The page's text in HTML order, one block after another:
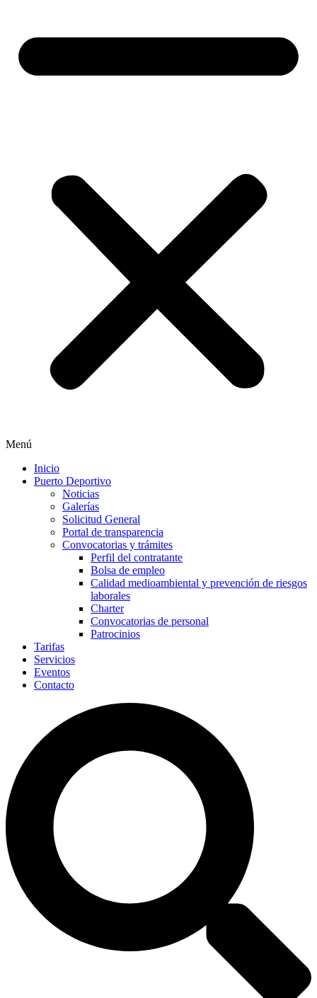
Menú
Inicio
Puerto Deportivo
Noticias
Galerías
Solicitud General
Portal de transparencia
Convocatorias y trámites
Perfil del contratante
Bolsa de empleo
Calidad medioambiental y prevención de riesgos
laborales
Charter
Convocatorias de personal
Patrocinios
Tarifas
Servicios
Eventos
Contacto